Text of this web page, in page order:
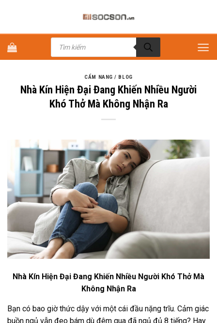
dung
Tìm
kiếm
phẩm
CẨM NANG / BLOG
Nhà Kín Hiện Đại Đang Khiến Nhiều Người
Khó Thở Mà Không Nhận Ra
Nhà Kín Hiện Đại Đang Khiến Nhiều Người Khó Thở Mà
Không Nhận Ra
Bạn có bao giờ thức dậy với một cái đầu nặng trĩu. Cảm giác
buồn ngủ vẫn đeo bám dù đêm qua đã ngủ đủ 8 tiếng? Hay